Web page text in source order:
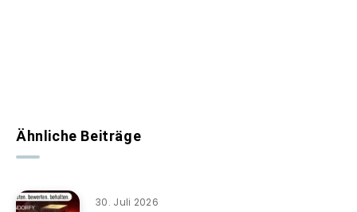
Ähnliche Beiträge
30. Juli 2026